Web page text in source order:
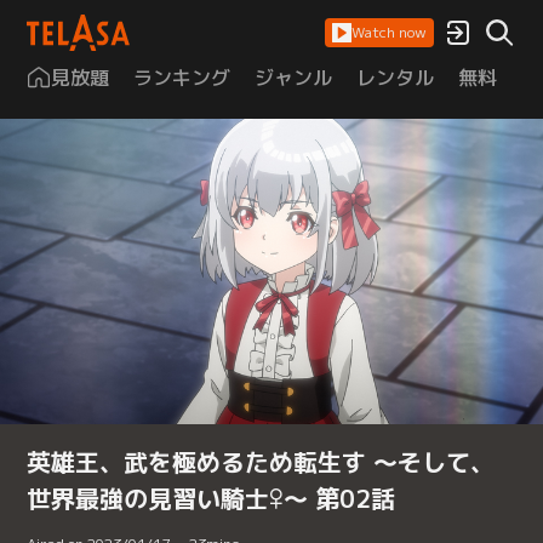
Watch now
見放題 ランキング ジャンル レンタル 無料
英雄王、武を極めるため転生す ～そして、
世界最強の見習い騎士♀～ 第02話